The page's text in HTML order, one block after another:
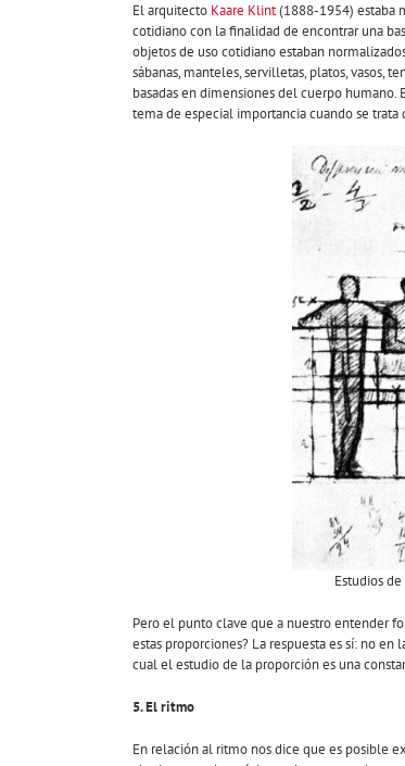
El arquitecto Kaare Klint(1888-1954) estaba
cotidiano con la finalidad de encontrar una
objetos de uso cotidiano estaban
sábanas, manteles, servilletas, platos, vasos,
basadas en dimensiones del cuerpo
tema de especial importancia cuando se
Estudios
Pero el punto clave que a nuestro entender
estas proporciones? La respuesta es sí: no en
cual el estudio de la proporción es una
5. El ritmo
En relación al ritmo nos dice que es posible